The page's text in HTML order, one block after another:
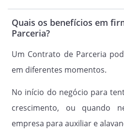
PARCEIRO(A) 2:
Quais os benefícios em
Parceria?
Um Contrato de Parceria
em diferentes momentos.
No início do negócio para
crescimento, ou quando
empresa para auxiliar e